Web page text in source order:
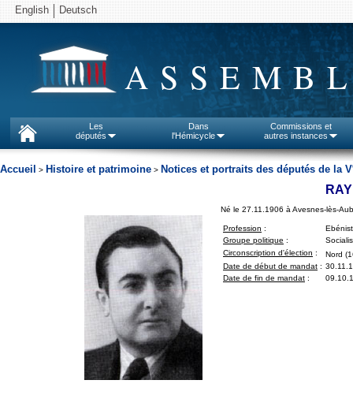
English Deutsch
Les
députés
Dans
l'Hémicycle
Commissions et
autres instances
Accueil > Histoire et patrimoine > Notices et portraits des députés de la V
Né le 27.11.1906 à Avesnes-lès-
Profession :
Groupe politique :
Circonscription d'élection :
Nord
Date de début de mandat :
Date de fin de mandat :